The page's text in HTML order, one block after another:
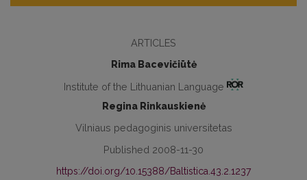
ARTICLES
Rima Bacevičiūtė
Institute of the Lithuanian Language
Regina Rinkauskienė
Vilniaus pedagoginis universitetas
Published 2008-11-30
https://doi.org/10.15388/Baltistica.43.2.1237